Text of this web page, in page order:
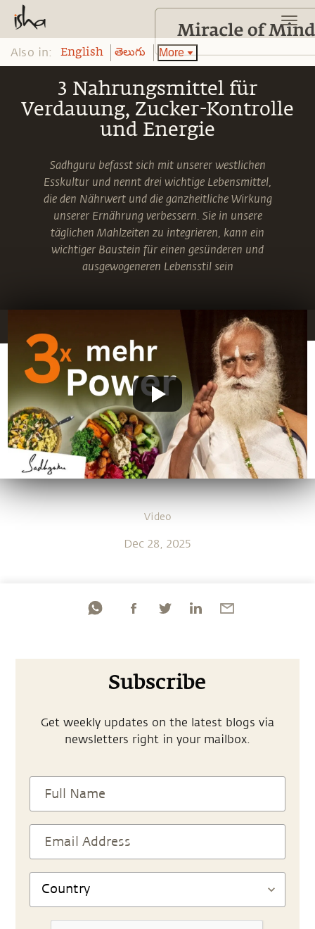
3 Nahrungsmittel für
Verdauung, Zucker-Kontrolle
und Energie
Sadhguru befasst sich mit unserer westlichen
Esskultur und nennt drei wichtige Lebensmittel,
die den Nährwert und die ganzheitliche Wirkung
unserer Ernährung verbessern. Sie in unsere
täglichen Mahlzeiten zu integrieren, kann ein
wichtiger Baustein für einen gesünderen und
ausgewogeneren Lebensstil sein
Video
Dec 28, 2025
Subscribe
Get weekly updates on the latest blogs via
newsletters right in your mailbox.
Also in: English తెలుగు More